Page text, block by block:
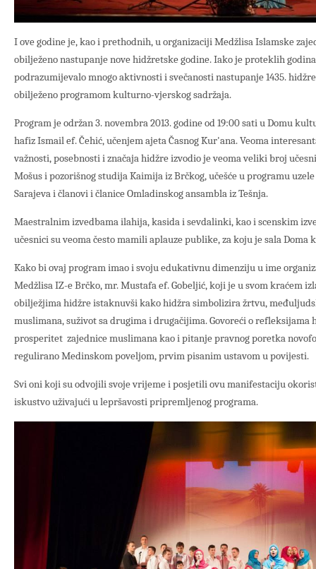
I ove godine je, kao i prethodnih, u organizaciji Medžlisa Islamske
obilježeno nastupanje nove hidžretske godine. Iako je proteklih
podrazumijevalo mnogo aktivnosti i svečanosti nastupanje 1435.
obilježeno programom kulturno-vjerskog sadržaja.
Program je održan 3. novembra 2013. godine od 19:00 sati u Domu
hafiz Ismail ef. Čehić, učenjem ajeta Časnog Kur'ana. Veoma
važnosti, posebnosti i značaja hidžre izvodio je veoma veliki broj
Mošus i pozorišnog studija Kaimija iz Brčkog, učešće u programu uzele
Sarajeva i članovi i članice Omladinskog ansambla iz Tešnja.
Maestralnim izvedbama ilahija, kasida i sevdalinki, kao i scenskim
učesnici su veoma često mamili aplauze publike, za koju je sala
Kako bi ovaj program imao i svoju edukativnu dimenziju u ime
Medžlisa IZ-e Brčko, mr. Mustafa ef. Gobeljić, koji je u svom kraćem
obilježjima hidžre istaknuvši kako hidžra simbolizira žrtvu,
muslimana, suživot sa drugima i drugačijima. Govoreći o refleksijama
prosperitet zajednice muslimana kao i pitanje pravnog poretka
regulirano Medinskom poveljom, prvim pisanim ustavom u povijesti.
Svi oni koji su odvojili svoje vrijeme i posjetili ovu manifestaciju
iskustvo uživajući u lepršavosti pripremljenog programa.